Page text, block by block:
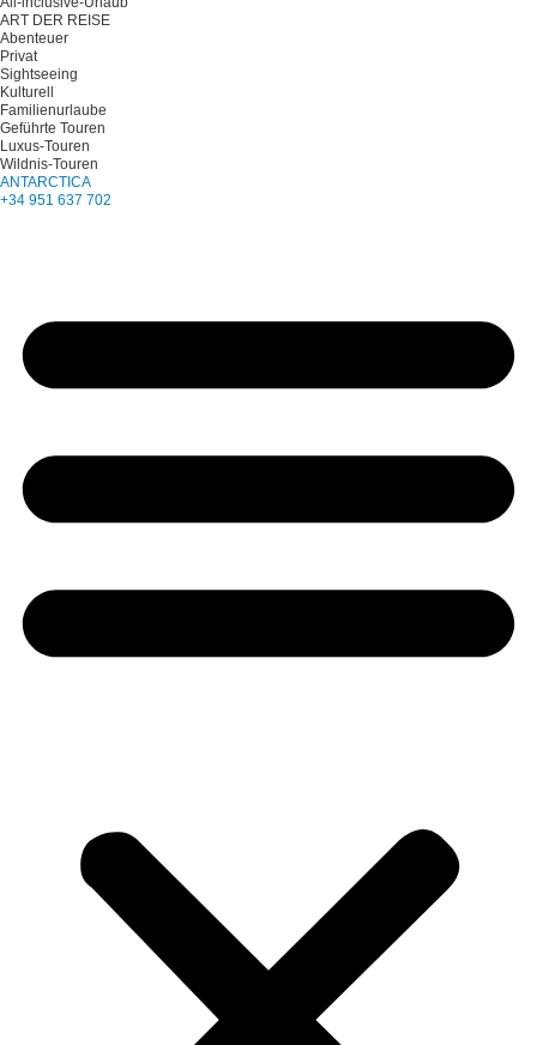
ART DER REISE
Abenteuer
Privat
Sightseeing
Kulturell
Familienurlaube
Geführte Touren
Luxus-Touren
Wildnis-Touren
ANTARCTICA
+34 951 637 702